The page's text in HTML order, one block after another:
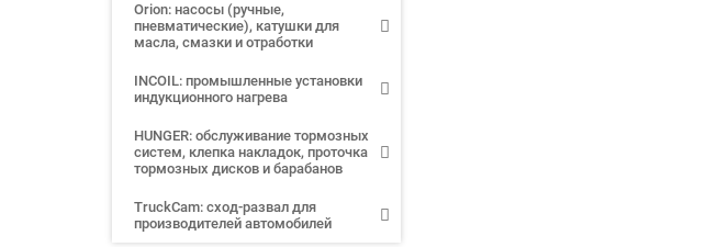
Orion: насосы (ручные,
пневматические), катушки для
масла, смазки и отработки
INCOIL: промышленные установки
индукционного нагрева
HUNGER: обслуживание тормозных
систем, клепка накладок, проточка
тормозных дисков и барабанов
TruckCam: сход-развал для
производителей автомобилей